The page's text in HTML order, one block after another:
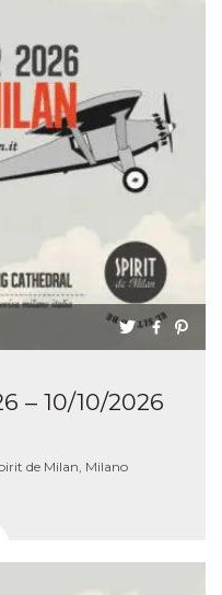
– 10/10/2026
de Milan, Milano